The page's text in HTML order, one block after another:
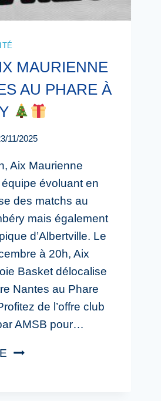
MAURIENNE
AU PHARE À
11/2025
Aix Maurienne
évoluant en
des matchs au
mais également
d’Albertville. Le
à 20h, Aix
Basket délocalise
Nantes au Phare
de l’offre club
AMSB pour…